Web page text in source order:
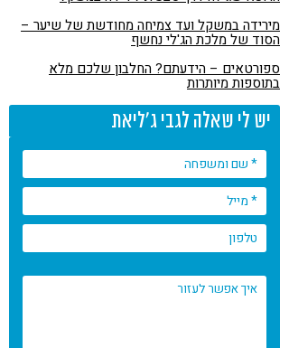
מירידה במשקל ועד צמיחה מחודשת של שיער –
הסוד של מלכת הג'לי נחשף
ספורטאים – הידעתם? החלבון שלכם מלא
בתוספות מיותרות
יש לי שאלה לגבי ג'ליאת